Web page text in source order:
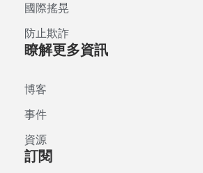
國際搖晃
防止欺詐
瞭解更多資訊
博客
事件
資源
訂閱